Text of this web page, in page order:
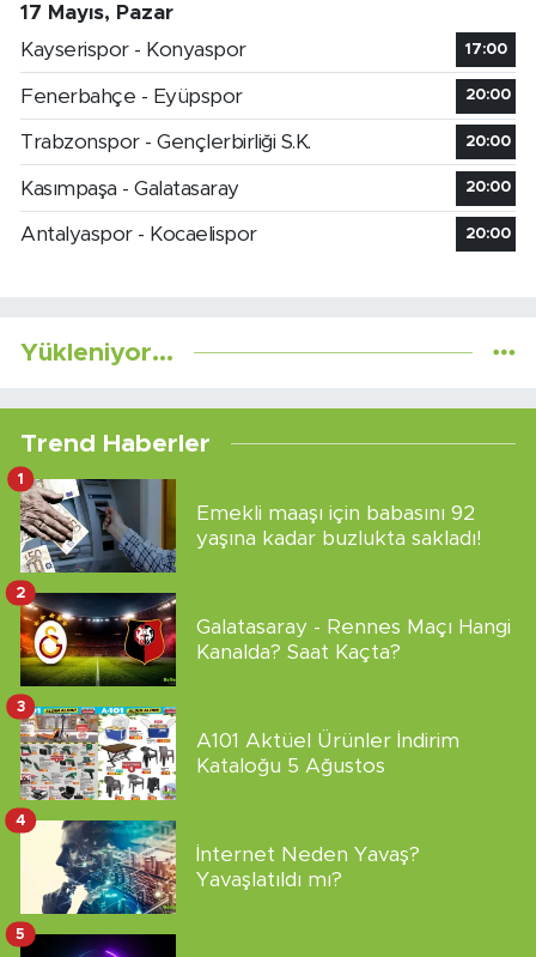
17 Mayıs, Pazar
Kayserispor - Konyaspor
17:00
Fenerbahçe - Eyüpspor 20:00
Trabzonspor - Gençlerbirliği S.K. 20:00
Kasımpaşa - Galatasaray 20:00
Antalyaspor - Kocaelispor 20:00
Yükleniyor...
Trend Haberler
Emekli maaşı için babasını 92
yaşına kadar buzlukta sakladı!
1
Galatasaray - Rennes Maçı Hangi
Kanalda? Saat Kaçta?
2
A101 Aktüel Ürünler İndirim
Kataloğu 5 Ağustos
3
İnternet Neden Yavaş?
Yavaşlatıldı mı?
4
5